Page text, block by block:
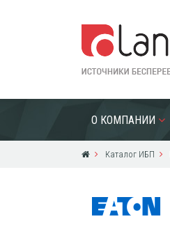
О КОМПАНИИ
Каталог ИБП